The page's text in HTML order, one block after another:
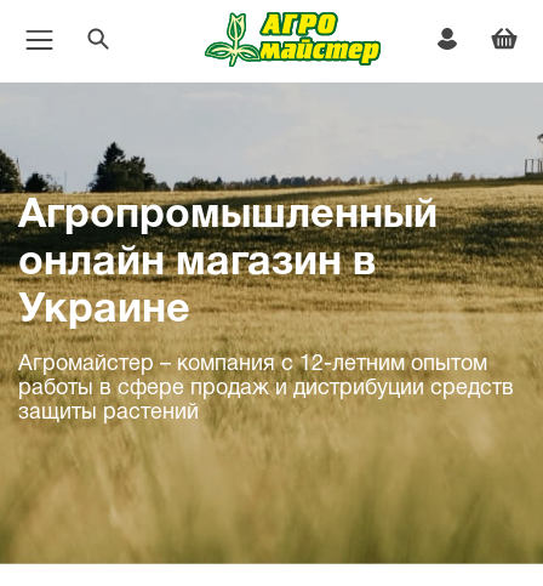
Агропромышленный
онлайн магазин в
Украине
Агромайстер – компания с 12-летним опытом
работы в сфере продаж и дистрибуции средств
защиты растений